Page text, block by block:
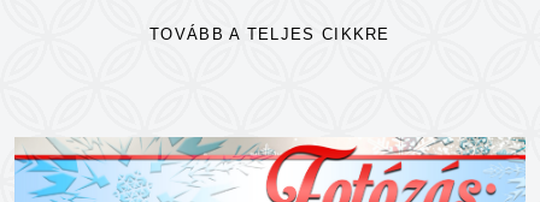
TOVÁBB A TELJES CIKKRE